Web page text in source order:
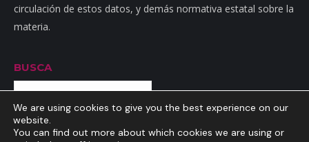
circulación de estos datos, y demás normativa estatal sobre la
materia.
BUSCA
Buscar
We are using cookies to give you the best experience on our
website.
You can find out more about which cookies we are using or